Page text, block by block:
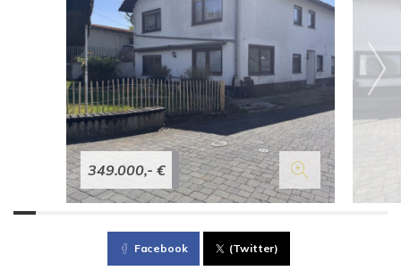
349.000,- €
Facebook (Twitter)